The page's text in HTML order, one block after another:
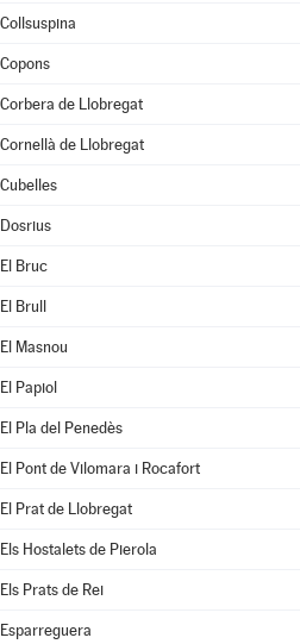
Collsuspina
Copons
Corbera de Llobregat
Cornellà de Llobregat
Cubelles
Dosrius
El Bruc
El Brull
El Masnou
El Papiol
El Pla del Penedès
El Pont de Vilomara i Rocafort
El Prat de Llobregat
Els Hostalets de Pierola
Els Prats de Rei
Esparreguera